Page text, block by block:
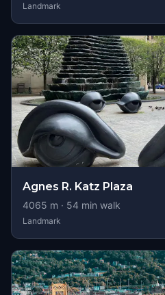
Landmark
Agnes R. Katz Plaza
4065 m · 54 min walk
Landmark